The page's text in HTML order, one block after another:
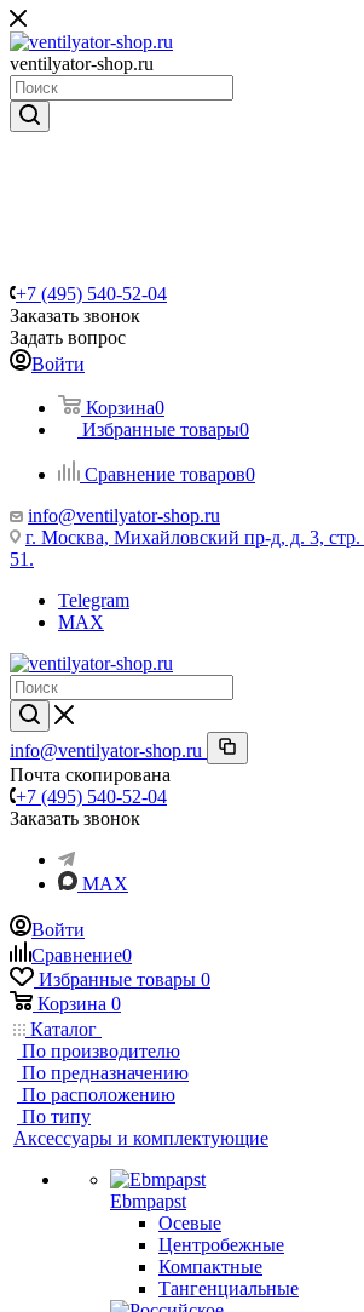
ventilyator-shop.ru
+7 (495) 540-52-04
Заказать звонок
Задать вопрос
Войти
Корзина0
Избранные товары0
Сравнение товаров0
info@ventilyator-shop.ru
г. Москва, Михайловский пр-д, д. 3,
51.
Telegram
MAX
info@ventilyator-shop.ru
Почта скопирована
+7 (495) 540-52-04
Заказать звонок
MAX
Войти
Сравнение0
Избранные товары 0
Корзина 0
Каталог
По производителю
По предназначению
По расположению
По типу
Аксессуары и комплектующие
Ebmpapst
Осевые
Центробежные
Компактные
Тангенциальные